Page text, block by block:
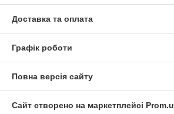
Доставка та оплата
Графік роботи
Повна версія сайту
Сайт створено на маркетплейсі